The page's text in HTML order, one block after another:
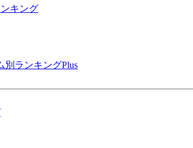
キング
別ランキングPlus